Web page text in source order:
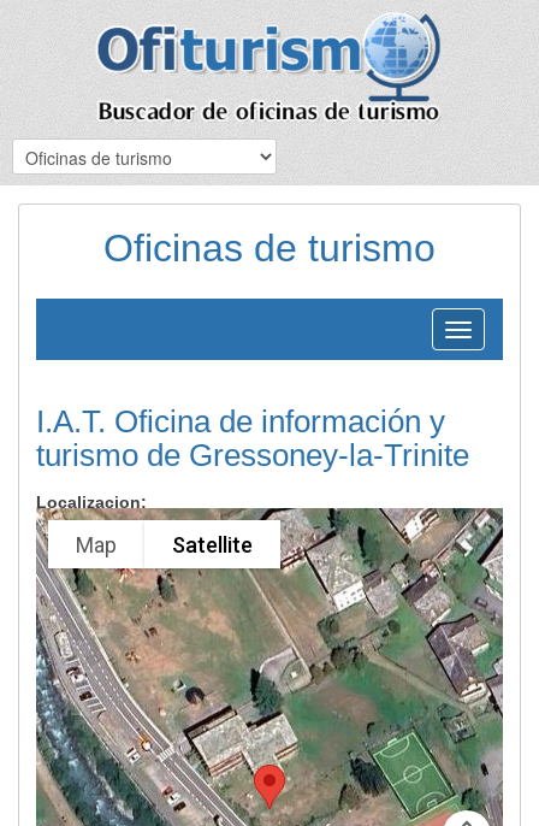
Oficinas de turismo
Toggle
navigation
I.A.T. Oficina de información y
turismo de Gressoney-la-Trinite
Localizacion:
Map Satellite